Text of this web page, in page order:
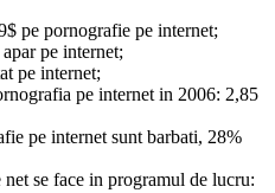
pe pornografie pe internet;
pe internet;
pe internet;
pe internet in 2006: 2,85
pe internet sunt barbati, 28%
se face in programul de lucru: